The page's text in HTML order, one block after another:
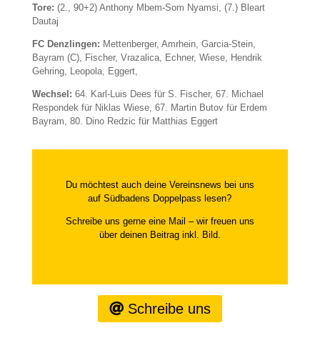
Tore: (2., 90+2) Anthony Mbem-Som Nyamsi, (7.) Bleart
Dautaj
FC Denzlingen: Mettenberger, Amrhein, Garcia-Stein,
Bayram (C), Fischer, Vrazalica, Echner, Wiese, Hendrik
Gehring, Leopola, Eggert,
Wechsel: 64. Karl-Luis Dees für S. Fischer, 67. Michael
Respondek für Niklas Wiese, 67. Martin Butov für Erdem
Bayram, 80. Dino Redzic für Matthias Eggert
Du möchtest auch deine Vereinsnews bei uns
auf Südbadens Doppelpass lesen?
Schreibe uns gerne eine Mail – wir freuen uns
über deinen Beitrag inkl. Bild.
Schreibe uns